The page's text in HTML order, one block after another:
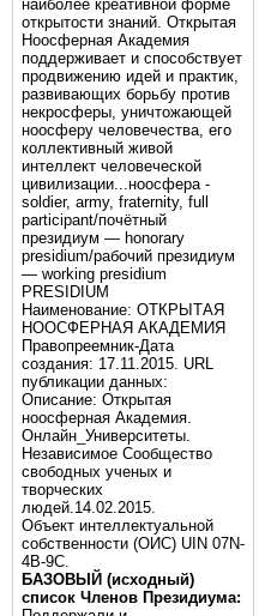
наиболее креативной форме
открытости знаний. Открытая
Ноосферная Академия
поддерживает и способствует
продвижению идей и практик,
развивающих борьбу против
некросферы, уничтожающей
ноосферу человечества, его
коллективный живой
интеллект человеческой
цивилизации...ноосфера -
soldier, army, fraternity, full
participant/почётный
президиум — honorary
presidium/рабочий президиум
— working presidium
PRESIDIUM
Наименование: ОТКРЫТАЯ
НООСФЕРНАЯ АКАДЕМИЯ
Правопреемник-Дата
создания: 17.11.2015. URL
публикации данных:
Описание: Открытая
ноосферная Академия.
Онлайн_Университеты.
Независимое Сообщество
свободных ученых и
творческих
людей.14.02.2015.
Объект интеллектуальной
собственности (ОИС) UIN 07N-
4B-9C.
БАЗОВЫЙ (исходный)
список Членов Президиума: